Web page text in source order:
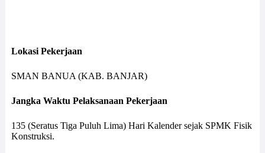
Lokasi Pekerjaan
SMAN BANUA (KAB. BANJAR)
Jangka Waktu Pelaksanaan Pekerjaan
135 (Seratus Tiga Puluh Lima) Hari Kalender sejak SPMK Fisik
Konstruksi.